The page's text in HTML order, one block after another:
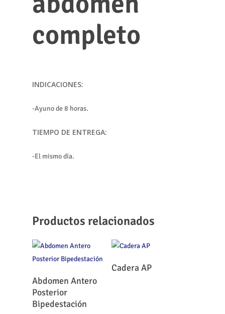
completo
INDICACIONES:
-Ayuno de 8 horas.
TIEMPO DE ENTREGA:
-El mismo día.
Productos relacionados
Leer Más
Abdomen Antero
Posterior
Bipedestación
Leer Más
Cadera AP